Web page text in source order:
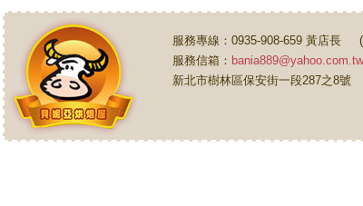
服務專線：0935-908-659 黃店長
服務信箱： bania889@yahoo.com.tw
新北市樹林區保安街一段287之8號